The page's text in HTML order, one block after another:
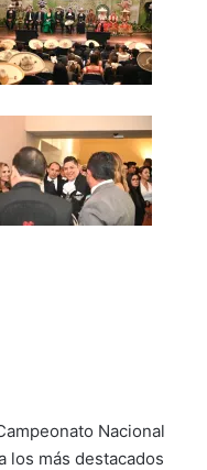
Nacional
los más destacados